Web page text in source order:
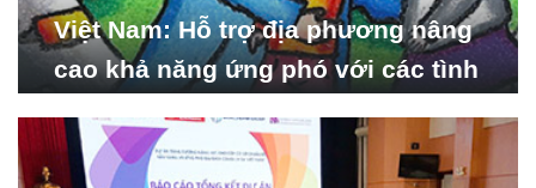
Việt Nam: Hỗ trợ địa phương nâng
cao khả năng ứng phó với các tình